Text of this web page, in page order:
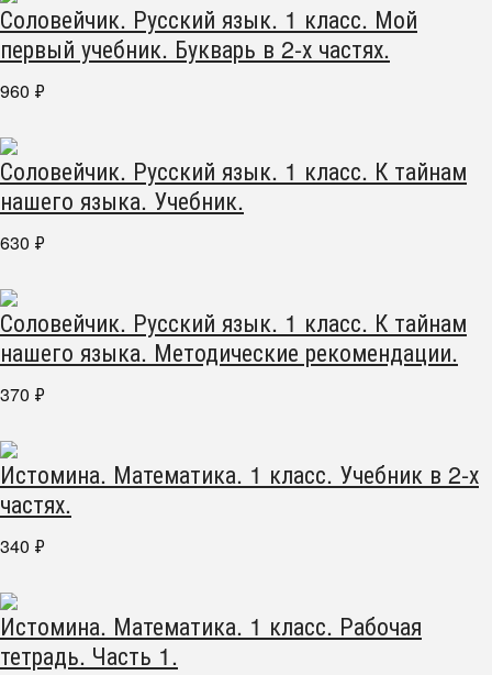
Соловейчик. Русский язык. 1 класс. Мой
первый учебник. Букварь в 2-х частях.
960 ₽
Соловейчик. Русский язык. 1 класс. К тайнам
нашего языка. Учебник.
630 ₽
Соловейчик. Русский язык. 1 класс. К тайнам
нашего языка. Методические рекомендации.
370 ₽
Истомина. Математика. 1 класс. Учебник в 2-х
частях.
340 ₽
Истомина. Математика. 1 класс. Рабочая
тетрадь. Часть 1.